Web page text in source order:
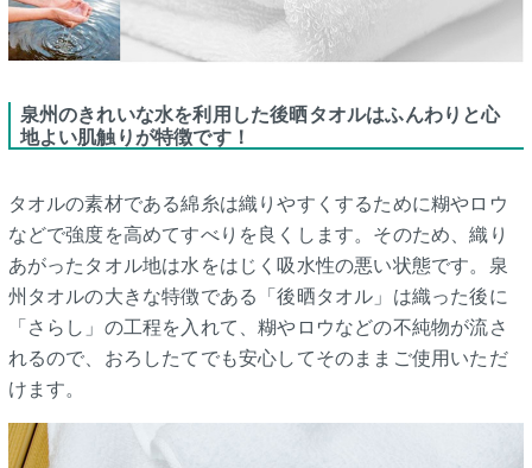
泉州のきれいな水を利用した後晒タオルはふんわりと心
地よい肌触りが特徴です！
タオルの素材である綿糸は織りやすくするために糊やロウ
などで強度を高めてすべりを良くします。そのため、織り
あがったタオル地は水をはじく吸水性の悪い状態です。泉
州タオルの大きな特徴である「後晒タオル」は織った後に
「さらし」の工程を入れて、糊やロウなどの不純物が流さ
れるので、おろしたてでも安心してそのままご使用いただ
けます。